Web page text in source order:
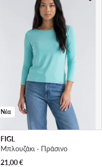
Νέα
FIGL
Μπλουζάκι · Πράσινο
21,00€